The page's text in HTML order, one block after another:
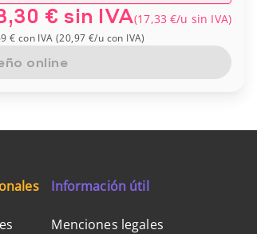
€ sin IVA(17,33 €/u sin IVA)
€ con IVA (20,97 €/u con IVA)
online
Información útil
Menciones legales